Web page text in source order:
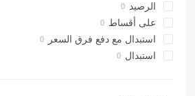
الرصيد
على أقساط
استبدال مع دفع فرق السعر
استبدال